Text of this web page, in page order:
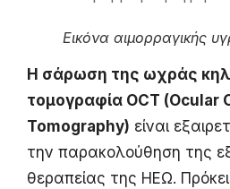
Εικόνα αιμορραγικής
Η σάρωση της ωχράς
τομογραφία OCT (Ocular
Tomography) είναι
την παρακολούθηση της
θεραπείας της ΗΕΩ.